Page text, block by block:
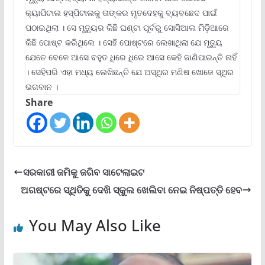
କ୍ୟାପିଟାଲ ହସ୍ପିଟାଲକୁ ତାଙ୍କର ମୃତଦେହକୁ ବ୍ୟବଛେଦ ପାଇଁ
ପଠାଇଥିଲା । ସେ ମୃତ୍ୟୁର କିଛି ଘଣ୍ଟା ପୂର୍ବରୁ ସୋସିଆଲ ମିଡ଼ିଆରେ
କିଛି ପୋଷ୍ଟ କରିଥିଲେ । ସେହି ପୋଷ୍ଟରେ ଲେଖାଥିଲା ଯେ ମୃତ୍ୟୁ
ଯେତେ ବେଳେ ଆସେ ବହୁତ ଧିରେ ଧିରେ ଆସେ କେହି ଜାଣିପାରନ୍ତି ନାହିଁ
। ସେହିପରି ଏହା ମଧ୍ୟ ଲେଖିଛନ୍ତି ଯେ ଅସ୍ଥିର ମଣିଷ ଖୋଜେ ସ୍ଥିର
ଭଗବାନ ।
Share
ସରକାରୀ ଜମିକୁ ଜଗିବ ସାଟେଲାଇଟ
ଅଗଷ୍ଟରେ ସ୍ଥିତିକୁ ଦେଖି ସ୍କୁଲ ଖେଲିବା ନେଇ ନିଷ୍ପତ୍ତି ହେବ
You May Also Like